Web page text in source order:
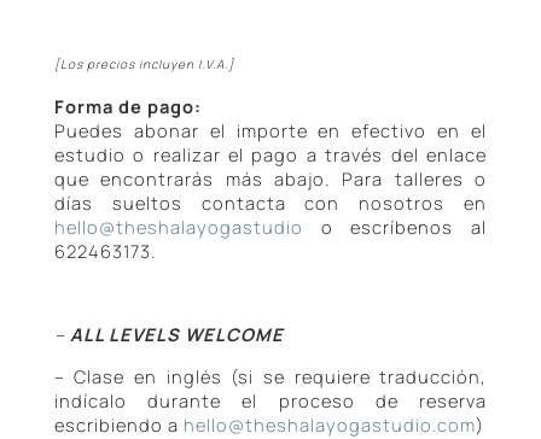
[Los precios incluyen I.V.A.]
Forma de pago:
Puedes abonar el importe en efectivo en el
estudio o realizar el pago a través del enlace
que encontrarás más abajo. Para talleres o
días sueltos contacta con nosotros en
hello@theshalayogastudio o escríbenos al
622463173.
– ALL LEVELS WELCOME
– Clase en inglés (si se requiere traducción,
indícalo durante el proceso de reserva
escribiendo a hello@theshalayogastudio.com)